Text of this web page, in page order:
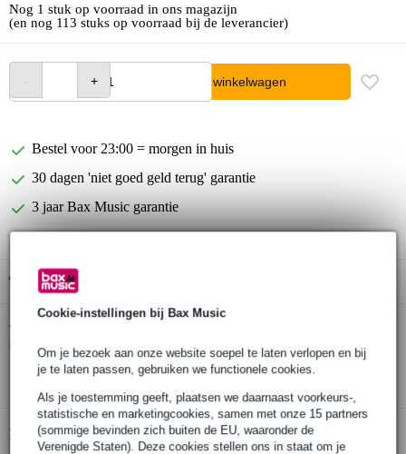
Cookie-instellingen bij Bax Music
Om je bezoek aan onze website soepel te laten verlopen en bij
je te laten passen, gebruiken we functionele cookies.
Als je toestemming geeft, plaatsen we daarnaast voorkeurs-,
statistische en marketingcookies, samen met onze 15 partners
(sommige bevinden zich buiten de EU, waaronder de
Verenigde Staten). Deze cookies stellen ons in staat om je
Nog 1 stuk op voorraad in ons magazijn
(en nog 113 stuks op voorraad bij de leverancier)
In winkelwagen
Bestel voor 23:00 = morgen in huis
30 dagen 'niet goed geld terug' garantie
3 jaar Bax Music garantie
Gratis ophalen in de winkel
Twijfel je of de
elektrische basgitaar bij je past? Doe de check.
Start de check
Productinformatie